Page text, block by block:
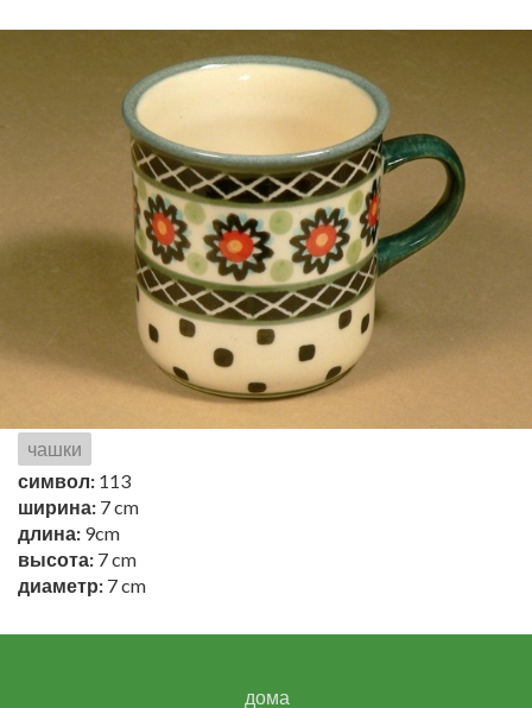
чашки
символ: 113
ширина: 7 cm
длина: 9cm
высота: 7 cm
диаметр: 7 cm
дома